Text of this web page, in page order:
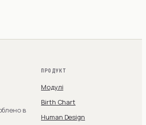
в
ПРОДУКТ
Модулі
Birth Chart
Human Design